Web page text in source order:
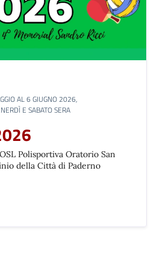
AL 6 GIUGNO 2026,
E SABATO SERA
Polisportiva Oratorio San
della Città di Paderno